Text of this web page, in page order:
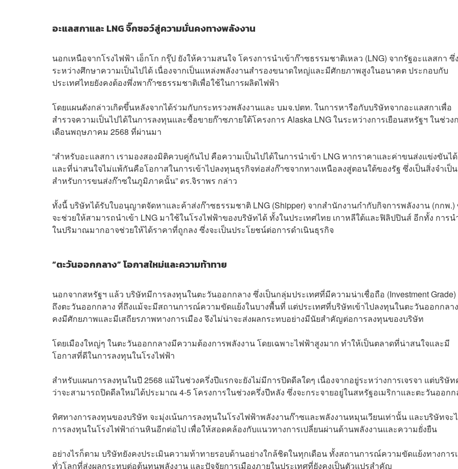
อะแลสกาและ LNG จิ๊กซอว์สู่ความมั่นคงทางพลังงาน
นอกเหนือจากโรงไฟฟ้า เอ็กโก กรุ๊ป ยังให้ความสนใจ โครงการนำเข้าก๊าซธรรมชาติเหลว (LNG) จากรัฐอะแลสกา ซึ่
ระหว่างศึกษาความเป็นไปได้ เนื่องจากเป็นแหล่งพลังงานสำรองขนาดใหญ่และมีศักยภาพสูงในอนาคต ประกอบกับ
ประเทศไทยยังคงต้องพึ่งพาก๊าซธรรมชาติเพื่อใช้ในการผลิตไฟฟ้า
โดยแผนดังกล่าวเกิดขึ้นหลังจากได้ร่วมกับกระทรวงพลังงานและ บมจ.ปตท. ในการหารือกับบริษัทจากอะแลสกาเพื่อ
สำรวจความเป็นไปได้ในการลงทุนและซื้อขายก๊าซภายใต้โครงการ Alaska LNG ในระหว่างการเยือนสหรัฐฯ ในช่วง
เดือนพฤษภาคม 2568 ที่ผ่านมา
“สำหรับอะแลสกา เรามองสองมิติควบคู่กันไป คือความเป็นไปได้ในการนำเข้า LNG หากราคาและค่าขนส่งแข่งขันได้
และที่น่าสนใจไม่แพ้กันคือโอกาสในการเข้าไปลงทุนธุรกิจท่อส่งก๊าซจากทางเหนือลงสู่ตอนใต้ของรัฐ ซึ่งเป็นสิ่งจำเป็น
สำหรับการขนส่งก๊าซในภูมิภาคนั้น” ดร.จิราพร กล่าว
ทั้งนี้ บริษัทได้รับใบอนุญาตจัดหาและค้าส่งก๊าซธรรมชาติ LNG (Shipper) จากสำนักงานกำกับกิจการพลังงาน (กกพ.)
จะช่วยให้สามารถนำเข้า LNG มาใช้ในโรงไฟฟ้าของบริษัทได้ ทั้งในประเทศไทย เกาหลีใต้และฟิลิปปินส์ อีกทั้ง การน
ในปริมาณมากอาจช่วยให้ได้ราคาที่ถูกลง ซึ่งจะเป็นประโยชน์ต่อการดำเนินธุรกิจ
“ตะวันออกกลาง” โอกาสใหม่และความท้าทาย
นอกจากสหรัฐฯ แล้ว บริษัทมีการลงทุนในตะวันออกกลาง ซึ่งเป็นกลุ่มประเทศที่มีความน่าเชื่อถือ (Investment Grade)
ถึงตะวันออกกลาง ที่ถึงแม้จะมีสถานการณ์ความขัดแย้งในบางพื้นที่ แต่ประเทศที่บริษัทเข้าไปลงทุนในตะวันออกกลา
คงมีศักยภาพและมีเสถียรภาพทางการเมือง จึงไม่น่าจะส่งผลกระทบอย่างมีนัยสำคัญต่อการลงทุนของบริษัท
โดยเมืองใหญ่ๆ ในตะวันออกกลางมีความต้องการพลังงาน โดยเฉพาะไฟฟ้าสูงมาก ทำให้เป็นตลาดที่น่าสนใจและมี
โอกาสที่ดีในการลงทุนในโรงไฟฟ้า
สำหรับแผนการลงทุนในปี 2568 แม้ในช่วงครึ่งปีแรกจะยังไม่มีการปิดดีลใดๆ เนื่องจากอยู่ระหว่างการเจรจา แต่บริษั
ว่าจะสามารถปิดดีลใหม่ได้ประมาณ 4-5 โครงการในช่วงครึ่งปีหลัง ซึ่งจะกระจายอยู่ในสหรัฐอเมริกาและตะวันออกก
ทิศทางการลงทุนของบริษัท จะมุ่งเน้นการลงทุนในโรงไฟฟ้าพลังงานก๊าซและพลังงานหมุนเวียนเท่านั้น และบริษัทจะ
การลงทุนในโรงไฟฟ้าถ่านหินอีกต่อไป เพื่อให้สอดคล้องกับแนวทางการเปลี่ยนผ่านด้านพลังงานและความยั่งยืน
อย่างไรก็ตาม บริษัทยังคงประเมินความท้าทายรอบด้านอย่างใกล้ชิดในทุกเดือน ทั้งสถานการณ์ความขัดแย้งทางการ
ทั่วโลกที่ส่งผลกระทบต่อต้นทุนพลังงาน และปัจจัยการเมืองภายในประเทศที่ยังคงเป็นตัวแปรสำคัญ